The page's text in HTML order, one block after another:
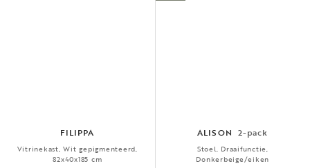
FILIPPA
Vitrinekast, Wit gepigmenteerd,
82x40x185 cm
ALISON 2-pack
Stoel, Draaifunctie,
Donkerbeige/eiken